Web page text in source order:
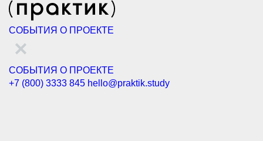
СОБЫТИЯ О ПРОЕКТЕ
СОБЫТИЯ О ПРОЕКТЕ
+7 (800) 3333 845 hello@praktik.study